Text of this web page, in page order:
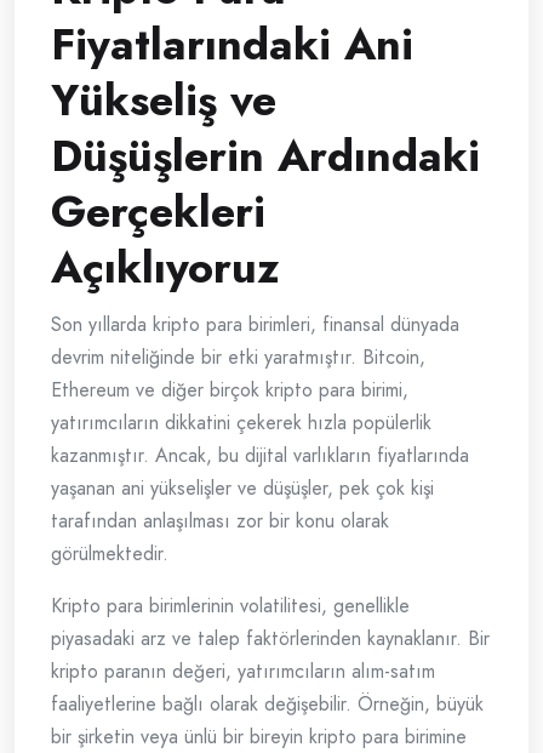
Fiyatlarındaki Ani
Yükseliş ve
Düşüşlerin Ardındaki
Gerçekleri
Açıklıyoruz
Son yıllarda kripto para birimleri, finansal dünyada
devrim niteliğinde bir etki yaratmıştır. Bitcoin,
Ethereum ve diğer birçok kripto para birimi,
yatırımcıların dikkatini çekerek hızla popülerlik
kazanmıştır. Ancak, bu dijital varlıkların fiyatlarında
yaşanan ani yükselişler ve düşüşler, pek çok kişi
tarafından anlaşılması zor bir konu olarak
görülmektedir.
Kripto para birimlerinin volatilitesi, genellikle
piyasadaki arz ve talep faktörlerinden kaynaklanır. Bir
kripto paranın değeri, yatırımcıların alım-satım
faaliyetlerine bağlı olarak değişebilir. Örneğin, büyük
bir şirketin veya ünlü bir bireyin kripto para birimine